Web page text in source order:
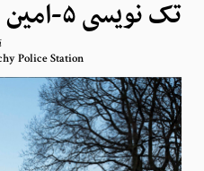
تک نویسی ۵-امین
Police Station